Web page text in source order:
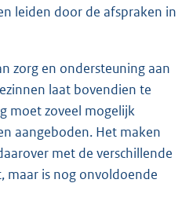
leiden door de afspraken in
zorg en ondersteuning aan
laat bovendien te
moet zoveel mogelijk
aangeboden. Het maken
met de verschillende
maar is nog onvoldoende